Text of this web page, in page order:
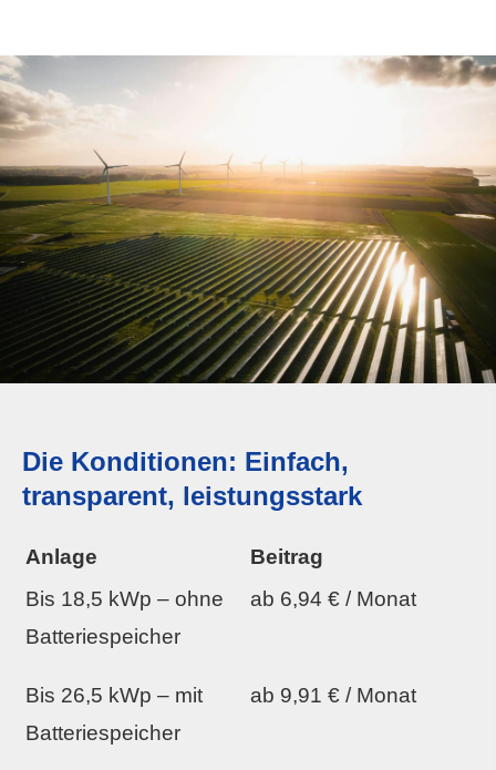
Die Konditionen: Einfach,
transparent, leistungsstark
Anlage
Beitrag
Bis 18,5 kWp – ohne
Batteriespeicher
ab 6,94 € / Monat
Bis 26,5 kWp – mit
Batteriespeicher
ab 9,91 € / Monat